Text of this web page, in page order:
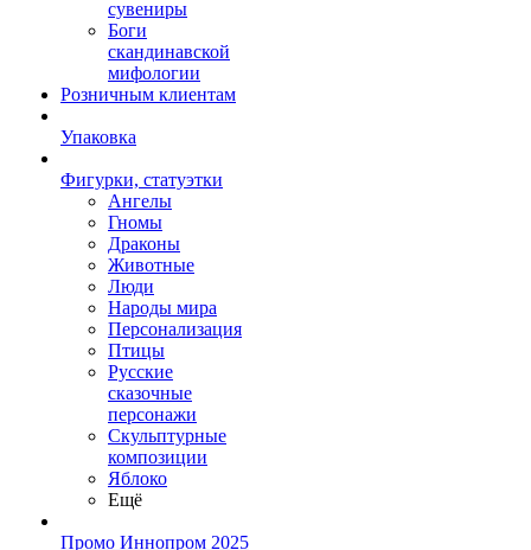
сувениры
Боги
скандинавской
мифологии
Розничным клиентам
Упаковка
Фигурки, статуэтки
Ангелы
Гномы
Драконы
Животные
Люди
Народы мира
Персонализация
Птицы
Русские
сказочные
персонажи
Скульптурные
композиции
Яблоко
Ещё
Промо Иннопром 2025